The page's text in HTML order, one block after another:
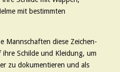
mit bestimmten
Mannschaften diese Zeichen-
Schilde und Kleidung, um
zu dokumentieren und als